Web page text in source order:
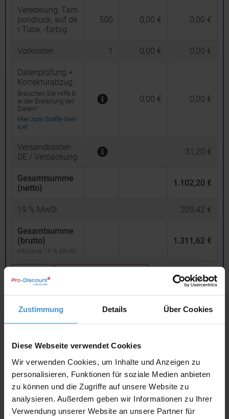
Zustimmung Details Über Cookies
Diese Webseite verwendet Cookies
Wir verwenden Cookies, um Inhalte und Anzeigen zu
personalisieren, Funktionen für soziale Medien anbieten
zu können und die Zugriffe auf unsere Website zu
analysieren. Außerdem geben wir Informationen zu Ihrer
Verwendung unserer Website an unsere Partner für
Veredelung: Tam
pondruck, auf de
r Tube, -farbig
500 0,00 € 0,00 €
Vorkosten 1 0,00 € 0,00 €
Datenprüfung +
Korrekturabzug
Brauchen Sie Hilfe b
ei der Erstellung der
Daten?
Hier zum Grafik-Serv
ice!
0,00 € 0,00 €
Versandkosten
DE / Verpackung
31,20 €
Gesamtsumme
(netto)
1.102,20 €
19 % MwSt. 209,42 €
Gesamtsumme
(brutto)
inklusive 19 % MwSt.
1.311,62 €
Individuelle Anfrage
Lieferzeiten
Artikel mit Werbeanbringung: ca. 4 Wochen